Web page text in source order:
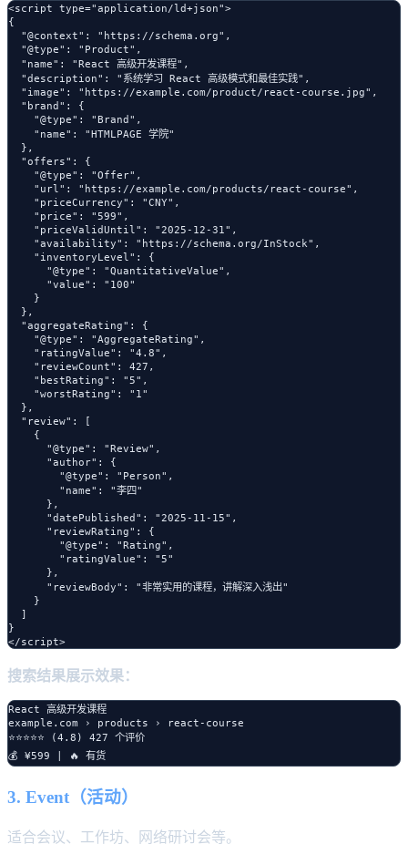
<script type="application/ld+json">
{
  "@context": "https://schema.org",
  "@type": "Product",
  "name": "React 高级开发课程",
  "description": "系统学习 React 高级模式和最佳实践",
  "image": "https://example.com/product/react-course.jpg",
  "brand": {
    "@type": "Brand",
    "name": "HTMLPAGE 学院"
  },
  "offers": {
    "@type": "Offer",
    "url": "https://example.com/products/react-course",
    "priceCurrency": "CNY",
    "price": "599",
    "priceValidUntil": "2025-12-31",
    "availability": "https://schema.org/InStock",
    "inventoryLevel": {
      "@type": "QuantitativeValue",
      "value": "100"
    }
  },
  "aggregateRating": {
    "@type": "AggregateRating",
    "ratingValue": "4.8",
    "reviewCount": 427,
    "bestRating": "5",
    "worstRating": "1"
  },
  "review": [
    {
      "@type": "Review",
      "author": {
        "@type": "Person",
        "name": "李四"
      },
      "datePublished": "2025-11-15",
      "reviewRating": {
        "@type": "Rating",
        "ratingValue": "5"
      },
      "reviewBody": "非常实用的课程，讲解深入浅出"
    }
  ]
}
搜索结果展示效果：
React 高级开发课程
example.com › products › react-course
⭐⭐⭐⭐⭐ (4.8) 427 个评价
3. Event（活动）
适合会议、工作坊、网络研讨会等。